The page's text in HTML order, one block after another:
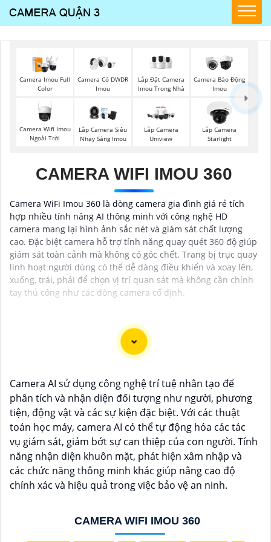
Camera Imou Full
Color
Camera Có DWDR
Imou
Lắp Đặt Camera
Imou Trong Nhà
Camera Báo Động
Imou
Camera Wifi Imou
Ngoài Trời
Lắp Camera Siêu
Nhạy Sáng Imou
Lắp Camera
Uniview
Lắp Camera
Starlight
CAMERA WIFI IMOU 360
Camera WiFi Imou 360 là dòng camera gia đình giá rẻ tích
hợp nhiều tính năng AI thông minh với công nghệ HD
camera mang lại hình ảnh sắc nét và giám sát chất lượng
cao. Đặc biệt camera hỗ trợ tính năng quay quét 360 độ giúp
giám sát toàn cảnh mà không có góc chết. Trang bị trục quay
linh hoạt người dùng có thể dễ dàng điều khiển và xoay lên,
xuống, trái, phải để chọn vị trí quan sát mà không cần chỉnh
tay thủ công như các dòng camera cố định.
Dưới đây là 5 lý do để bạn chọn lắp Camera Wifi Imou
🌙1:Giá cả phải chăng: Camera Wifi Imou cung cấp
các tính năng hiện đại như quan sát từ xa, báo động
chuyển động, và chất lượng hình ảnh tốt mà vẫn có
mức giá hấp dẫn.
➲2:Dễ dàng lắp đặt: Camera Imou được thiết kế dễ
dàng lắp đặt, bạn có thể tự cài đặt và sử dụng mà
không cần phải thuê dịch vụ chuyên nghiệp.
💬3:Độ tin cậy cao: Sản phẩm của Imou được sản
vực an ninh và giám sát, vì vậy bạn có thể tin tưởng
vào chất lượng của sản phẩm.
Camera AI sử dụng công nghệ trí tuệ nhân tạo để
phân tích và nhận diện đối tượng như người, phương
tiện, động vật và các sự kiện đặc biệt. Với các thuật
toán học máy, camera AI có thể tự động hóa các tác
vụ giám sát, giảm bớt sự can thiệp của con người. Tính
năng nhận diện khuôn mặt, phát hiện xâm nhập và
các chức năng thông minh khác giúp nâng cao độ
chính xác và hiệu quả trong việc bảo vệ an ninh.
CAMERA WIFI IMOU 360